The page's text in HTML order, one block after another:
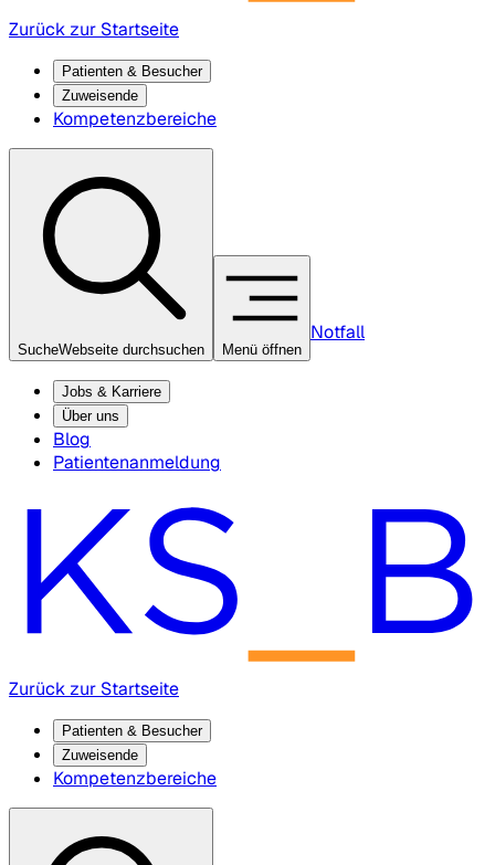
Zurück zur Startseite
Patienten & Besucher
Zuweisende
Kompetenzbereiche
SucheWebseite durchsuchen Menü öffnen
Notfall
Jobs & Karriere
Über uns
Blog
Patientenanmeldung
Zurück zur Startseite
Patienten & Besucher
Zuweisende
Kompetenzbereiche